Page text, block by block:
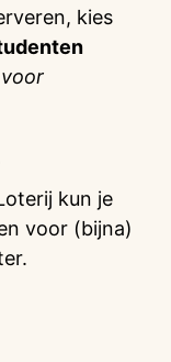
kies
kun je
voor (bijna)